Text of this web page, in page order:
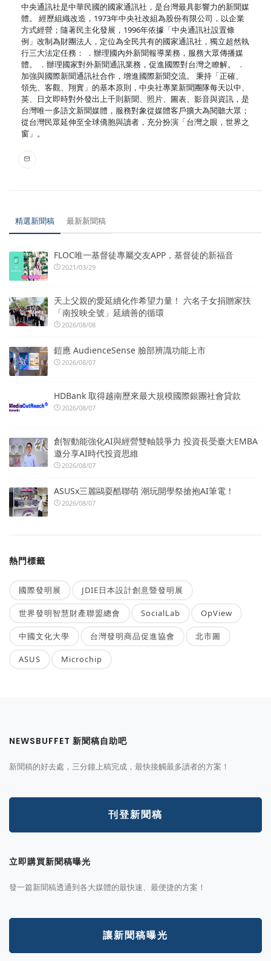
中央通訊社是中華民國的國家通訊社，是台灣最具影響力的新聞媒
體。 經歷組織改造，1973年中央社改組為股份有限公司，以企業
方式經營；隨著民主化發展，1996年依據「中央通訊社設置條
例」改制為財團法人，定位為全民共有的國家通訊社，獨立超然執
行三大法定任務： ．辦理國內外新聞報導業務，服務大眾傳播媒
體。 ．辦理國家對外新聞通訊業務，促進國際對台灣之瞭解。 ．
加強與國際新聞通訊社合作，增進國際新聞交流。 秉持「正確、
領先、客觀、翔實」的基本原則，中央社專業新聞團隊每天以中、
英、日文即時對外發出上千則新聞、照片、圖表、影音與資訊，是
台灣唯一多語文新聞媒體，服務對象從媒體客戶擴大為閱聽大眾；
從台灣民眾延伸至全球僑胞與讀者，充分扮演「台灣之眼，世界之
窗」。
精選新聞稿 最新新聞稿
FLOC唯一基督徒專屬交友APP，基督徒的新福音
2021/03/29
天上父親的愛延續化作希望力量！ 六名子女捐贈家扶
「南投映全號」延續善的循環
2026/08/08
鎧應 AudienceSense 臉部辨識功能上市
2026/08/07
HDBank 取得越南歷來最大規模國際銀團社會貸款
2026/08/07
創智動能強化AI與經營雙軸競爭力 投資長受臺大EMBA
邀分享AI時代投資思維
2026/08/07
ASUSx三麗鷗耍酷聯萌 潮玩開學祭搶抱AI筆電！
2026/08/07
熱門標籤
國際發明展 JDIE日本設計創意暨發明展
世界發明智慧財產聯盟總會 SocialLab OpView
中國文化大學 台灣發明商品促進協會 北市圖
ASUS Microchip
NEWSBUFFET 新聞稿自助吧
新聞稿的好去處，三分鐘上稿完成，最快接觸最多讀者的方案！
刊登新聞稿
立即購買新聞稿曝光
發一篇新聞稿透通到各大媒體的最快速、最便捷的方案！
讓新聞稿曝光